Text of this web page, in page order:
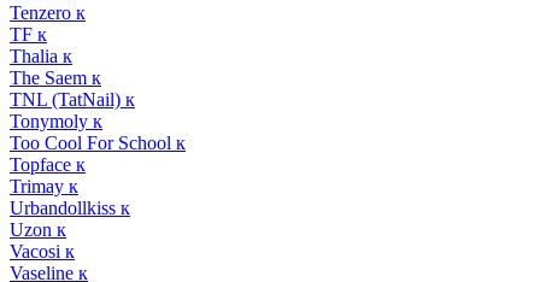
Tenzero к
TF к
Thalia к
The Saem к
TNL (TatNail) к
Tonymoly к
Too Cool For School к
Topface к
Trimay к
Urbandollkiss к
Uzon к
Vacosi к
Vaseline к